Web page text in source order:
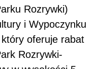
Rozrywki)
i Wypoczynku
oferuje rabat
Rozrywki-